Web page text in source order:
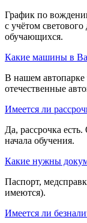
График по
с учётом
обучающихся.
Какие машины в
В нашем
отечественные
Имеется ли
Да, рассрочка
начала обучения.
Какие нужны
Паспорт,
имеются).
Имеется ли